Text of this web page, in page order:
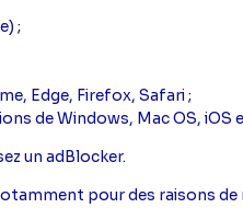
;
Edge, Firefox, Safari ;
de Windows, Mac OS, iOS
un adBlocker.
pour des raisons